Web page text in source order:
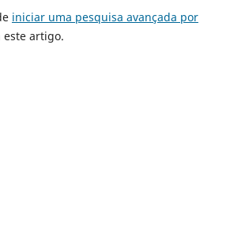
iniciar uma pesquisa avançada por
artigo.